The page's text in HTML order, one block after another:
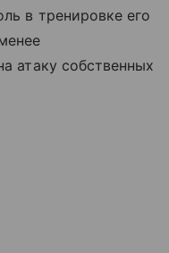
в тренировке его
атаку собственных